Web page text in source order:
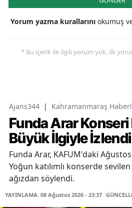
Yorum yazma kurallarını okumuş
* Bu içerik ile ilgili yorum yok, ilk
Ajans344 | Kahramanmaraş
Funda Arar
Büyük İlgiyle
Funda Arar, KAFUM'daki
Yoğun katılımlı konserde
ağızdan söylendi.
YAYINLAMA: 08 Ağustos 2026 - 23:37